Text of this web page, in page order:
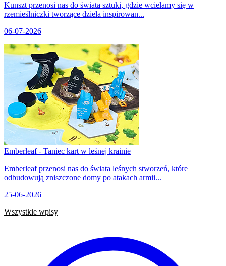
Kunszt przenosi nas do świata sztuki, gdzie wcielamy się w
rzemieślniczki tworzące dzieła inspirowan...
06-07-2026
Emberleaf - Taniec kart w leśnej krainie
Emberleaf przenosi nas do świata leśnych stworzeń, które
odbudowują zniszczone domy po atakach armii...
25-06-2026
Wszystkie wpisy